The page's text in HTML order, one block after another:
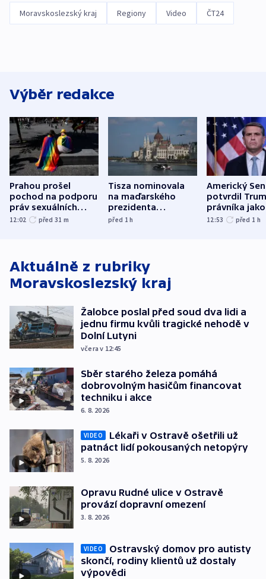
Moravskoslezský kraj Regiony Video ČT24
Výběr redakce
Prahou prošel
pochod na podporu
práv sexuálních
menšin
12:02 před 31 m
Tisza nominovala
na maďarského
prezidenta
bývalého šéfa
před 1h
Americký
potvrdil
právníka jako
ministra
12:53 před 1 h
Aktuálně z rubriky
Moravskoslezský kraj
Žalobce poslal před soud dva lidi a
jednu firmu kvůli tragické nehodě v
Dolní Lutyni
včera v 12:45
Sběr starého železa pomáhá
dobrovolným hasičům financovat
techniku i akce
6. 8. 2026
VIDEO
Lékaři v Ostravě ošetřili už
patnáct lidí pokousaných netopýry
5. 8. 2026
Opravu Rudné ulice v Ostravě
provází dopravní omezení
3. 8. 2026
VIDEO
Ostravský domov pro autisty
skončí, rodiny klientů už dostaly
výpovědi